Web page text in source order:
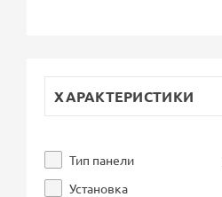
ХАРАКТЕРИСТИКИ
Тип панели
Установка